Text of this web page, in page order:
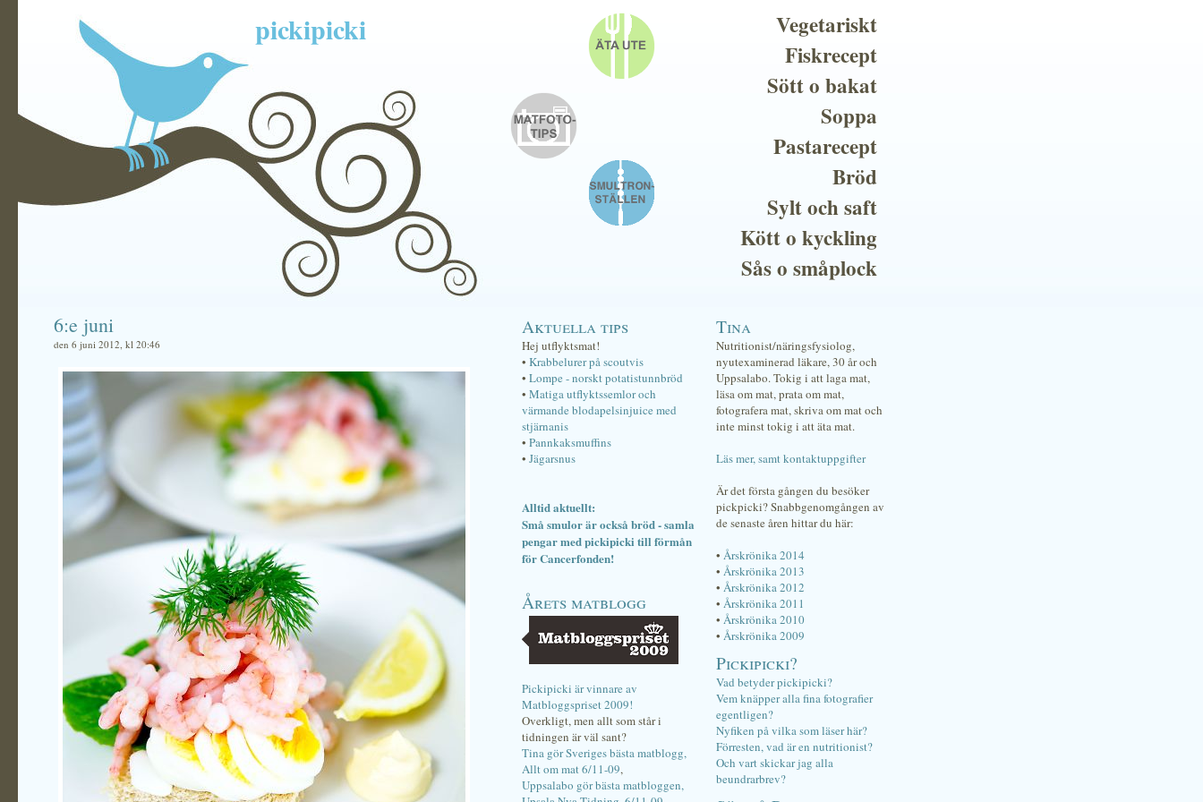
pickipicki
Vegetariskt
Fiskrecept
Sött o bakat
Soppa
Pastarecept
Bröd
Sylt och saft
Kött o kyckling
Sås o småplock
6:e juni
den 6 juni 2012, kl 20:46
Aktuella tips
Hej utflyktsmat!
• Krabbelurer på scoutvis
• Lompe - norskt potatistunnbröd
• Matiga utflyktssemlor och
värmande blodapelsinjuice med
stjärnanis
• Pannkaksmuffins
• Jägarsnus
Alltid aktuellt:
Små smulor är också bröd - samla
pengar med pickipicki till förmån
för Cancerfonden!
Årets matblogg
Pickipicki är vinnare av
Matbloggspriset 2009!
Overkligt, men allt som står i
tidningen är väl sant?
Tina gör Sveriges bästa matblogg,
Allt om mat 6/11-09,
Uppsalabo gör bästa matbloggen,
Tina
Nutritionist/näringsfysiolog,
nyutexaminerad läkare, 30 år och
Uppsalabo. Tokig i att laga mat,
läsa om mat, prata om mat,
fotografera mat, skriva om mat och
inte minst tokig i att äta mat.
Läs mer, samt kontaktuppgifter
Är det första gången du besöker
pickpicki? Snabbgenomgången av
de senaste åren hittar du här:
• Årskrönika 2014
• Årskrönika 2013
• Årskrönika 2012
• Årskrönika 2011
• Årskrönika 2010
• Årskrönika 2009
Pickipicki?
Vad betyder pickipicki?
Vem knäpper alla fina fotografier
egentligen?
Nyfiken på vilka som läser här?
Förresten, vad är en nutritionist?
Och vart skickar jag alla
beundrarbrev?